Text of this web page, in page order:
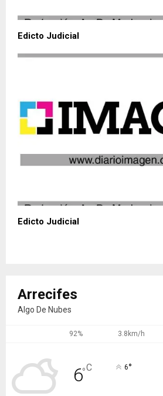
Edicto Judicial
Edicto Judicial
Arrecifes
Algo De Nubes
92% 3.8km/h
6°C 6°